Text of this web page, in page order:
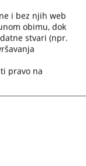
i bez njih web
obimu, dok
stvari (npr.
pravo na